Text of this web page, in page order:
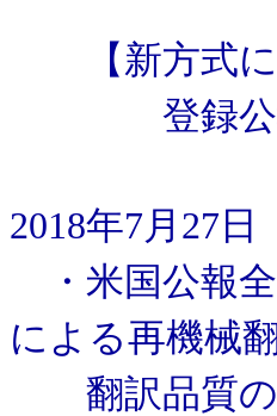
【新方式に
登録公報発
2018年7月27日
・米国公報
による再機械
翻訳品質の